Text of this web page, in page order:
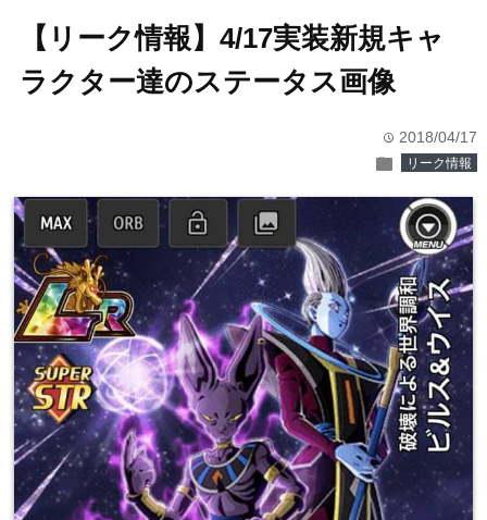
【リーク情報】4/17実装新規キャ
ラクター達のステータス画像
time 2018/04/17
folder リーク情報